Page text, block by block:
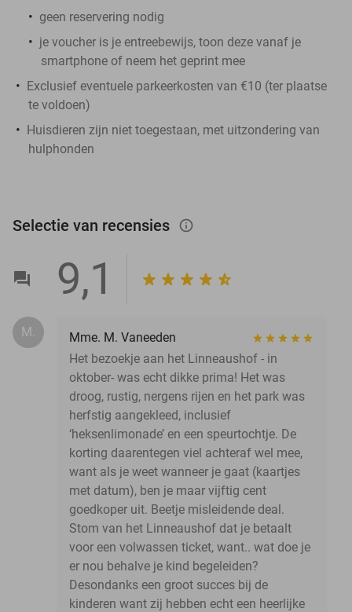
geen reservering nodig
je voucher is je entreebewijs, toon deze vanaf je
smartphone of neem het geprint mee
Exclusief eventuele parkeerkosten van €10 (ter plaatse
te voldoen)
Huisdieren zijn niet toegestaan, met uitzondering van
hulphonden
Selectie van recensies info_outlined
9,1
M.
Mme. M. Vaneeden
Het bezoekje aan het Linneaushof - in
oktober- was echt dikke prima! Het was
droog, rustig, nergens rijen en het park was
herfstig aangekleed, inclusief
‘heksenlimonade’ en een speurtochtje. De
korting daarentegen viel achteraf wel mee,
want als je weet wanneer je gaat (kaartjes
met datum), ben je maar vijftig cent
goedkoper uit. Beetje misleidende deal.
Stom van het Linneaushof dat je betaalt
voor een volwassen ticket, want.. wat doe je
er nou behalve je kind begeleiden?
Desondanks een groot succes bij de
kinderen want zij hebben echt een heerlijke